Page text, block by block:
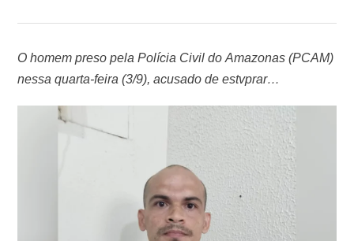
O homem preso pela Polícia Civil do Amazonas (PCAM)
nessa quarta-feira (3/9), acusado de estvprar
Marcelo Gustavo Lima de Souza, de 38 anos. As
investigações apontam que, em alguns dos crimes, o
motorista teria usado a religião como instrumento de
manipulação, lendo trechos da Bíblia durante os ataques